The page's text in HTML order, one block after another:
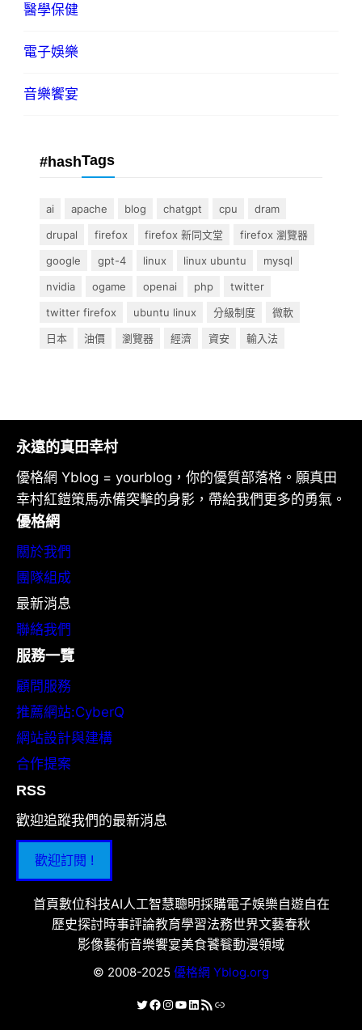
醫學保健
電子娛樂
音樂饗宴
#hashTags
ai apache blog chatgpt cpu
dram
drupal
firefox firefox 新同文堂
firefox 瀏覽器
google
gpt-4 linux linux ubuntu
mysql
nvidia
ogame openai php
twitter
twitter firefox
ubuntu linux 分級制度
微軟
日本
油價 瀏覽器 經濟 資安 輸入法
永遠的真田幸村
優格網 Yblog = yourblog，你的優質部落格。願真田
幸村紅鎧策馬赤備突擊的身影，帶給我們更多的勇氣。
優格網
關於我們
團隊組成
最新消息
聯絡我們
服務一覽
顧問服務
推薦網站:CyberQ
網站設計與建構
合作提案
RSS
歡迎追蹤我們的最新消息
歡迎訂閱 !
首頁數位科技AI人工智慧聰明採購電子娛樂自遊自在
歷史探討時事評論教育學習法務世界文藝春秋
影像藝術音樂饗宴美食饕餮動漫領域
© 2008-2025 優格網 Yblog.org
X Facebook
Instagram
YouTube
LinkedIn
RSS 資訊提供連結